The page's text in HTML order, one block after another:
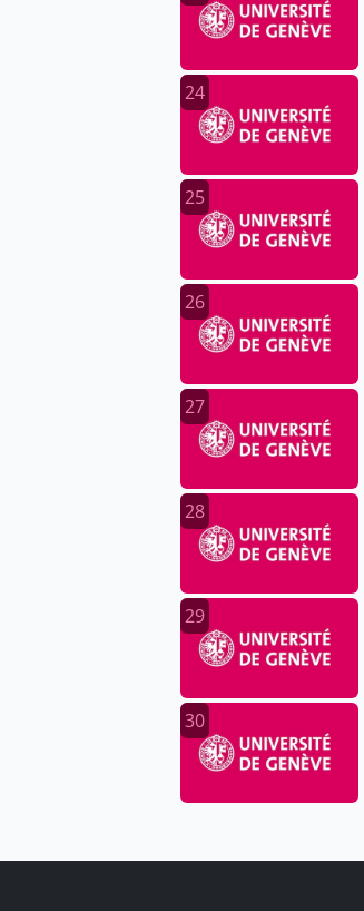
24
25
26
27
28
29
30